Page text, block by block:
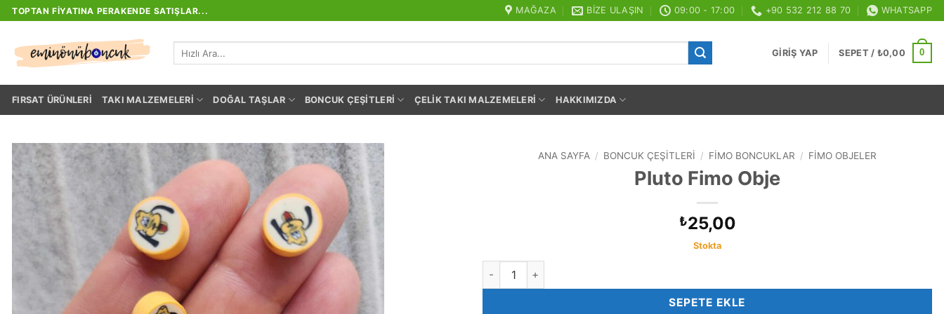
İçeriğe
atla
TOPTAN FIYATINA PERAKENDE SATIŞLAR... MAĞAZA BIZE ULAŞIN 09:00 - 17:00 +90 532 212 88 70 WHATSAPP
GIRIŞ YAP SEPET / ₺0,00 0
FIRSAT ÜRÜNLERI TAKI MALZEMELERI DOĞAL TAŞLAR BONCUK ÇEŞITLERI ÇELIK TAKI MALZEMELERI HAKKIMIZDA
ANA SAYFA / BONCUK ÇEŞITLERI / FIMO BONCUKLAR / FIMO OBJELER
Pluto Fimo Obje
₺25,00
Stokta
Pluto Fimo Obje adet
SEPETE EKLE